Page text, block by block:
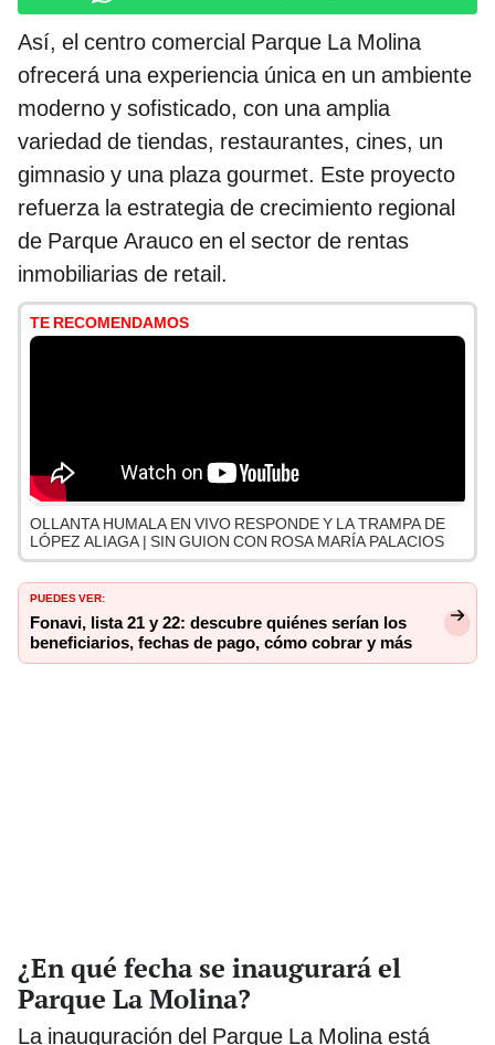
Así, el centro comercial Parque La Molina
ofrecerá una experiencia única en un ambiente
moderno y sofisticado, con una amplia
variedad de tiendas, restaurantes, cines, un
gimnasio y una plaza gourmet. Este proyecto
refuerza la estrategia de crecimiento regional
de Parque Arauco en el sector de rentas
inmobiliarias de retail.
TE RECOMENDAMOS
OLLANTA HUMALA EN VIVO RESPONDE Y LA TRAMPA DE
LÓPEZ ALIAGA | SIN GUION CON ROSA MARÍA PALACIOS
PUEDES VER:
Fonavi, lista 21 y 22: descubre quiénes serían los
beneficiarios, fechas de pago, cómo cobrar y más
¿En qué fecha se inaugurará el
Parque La Molina?
La inauguración del Parque La Molina está